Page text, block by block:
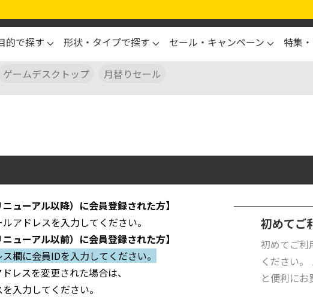
的で探す 形状・タイプで探す セール・キャンペーン 特集
ゲームデスクトップ 月替りセール
ューアル以降）に会員登録された方】
アドレスを入力してください。
ューアル以前）に会員登録された方】
欄に会員IDを入力してください。
レスを変更された場合は、
入力してください。
初めてご
初めてご利
ください。
と便利に